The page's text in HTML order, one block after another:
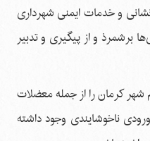
و خدمات ایمنی شهرداری
برشمرذ و از پیگیری و تدبیر
شهر کرمان را از جمله معضلات
ناخوشایندی وجود داشته